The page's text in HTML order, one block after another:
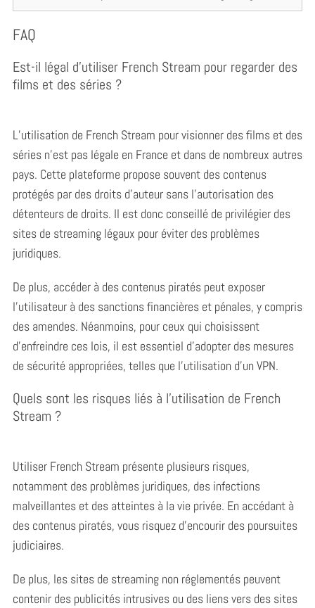
FAQ
Est-il légal d’utiliser French Stream pour regarder des
films et des séries ?
L’utilisation de French Stream pour visionner des films et des
séries n’est pas légale en France et dans de nombreux autres
pays. Cette plateforme propose souvent des contenus
protégés par des droits d’auteur sans l’autorisation des
détenteurs de droits. Il est donc conseillé de privilégier des
sites de streaming légaux pour éviter des problèmes
juridiques.
De plus, accéder à des contenus piratés peut exposer
l’utilisateur à des sanctions financières et pénales, y compris
des amendes. Néanmoins, pour ceux qui choisissent
d’enfreindre ces lois, il est essentiel d’adopter des mesures
de sécurité appropriées, telles que l’utilisation d’un VPN.
Quels sont les risques liés à l’utilisation de French
Stream ?
Utiliser French Stream présente plusieurs risques,
notamment des problèmes juridiques, des infections
malveillantes et des atteintes à la vie privée. En accédant à
des contenus piratés, vous risquez d’encourir des poursuites
judiciaires.
De plus, les sites de streaming non réglementés peuvent
contenir des publicités intrusives ou des liens vers des sites
a
r